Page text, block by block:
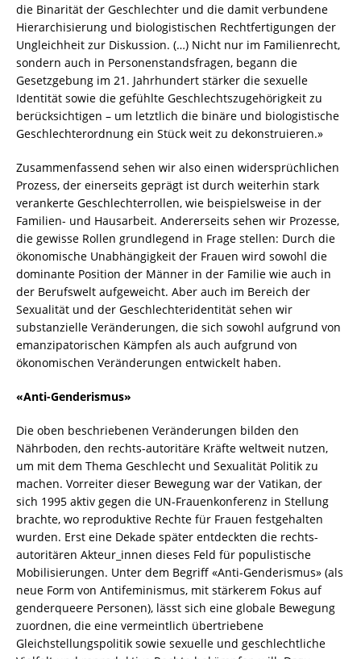
die Binarität der Geschlechter und die damit verbundene
Hierarchisierung und biologistischen Rechtfertigungen der
Ungleichheit zur Diskussion. (…) Nicht nur im Familienrecht,
sondern auch in Personenstandsfragen, begann die
Gesetzgebung im 21. Jahrhundert stärker die sexuelle
Identität sowie die gefühlte Geschlechtszugehörigkeit zu
berücksichtigen – um letztlich die binäre und biologistische
Geschlechterordnung ein Stück weit zu dekonstruieren.»
Zusammenfassend sehen wir also einen widersprüchlichen
Prozess, der einerseits geprägt ist durch weiterhin stark
verankerte Geschlechterrollen, wie beispielsweise in der
Familien- und Hausarbeit. Andererseits sehen wir Prozesse,
die gewisse Rollen grundlegend in Frage stellen: Durch die
ökonomische Unabhängigkeit der Frauen wird sowohl die
dominante Position der Männer in der Familie wie auch in
der Berufswelt aufgeweicht. Aber auch im Bereich der
Sexualität und der Geschlechteridentität sehen wir
substanzielle Veränderungen, die sich sowohl aufgrund von
emanzipatorischen Kämpfen als auch aufgrund von
ökonomischen Veränderungen entwickelt haben.
«Anti-Genderismus»
Die oben beschriebenen Veränderungen bilden den
Nährboden, den rechts-autoritäre Kräfte weltweit nutzen,
um mit dem Thema Geschlecht und Sexualität Politik zu
machen. Vorreiter dieser Bewegung war der Vatikan, der
sich 1995 aktiv gegen die UN-Frauenkonferenz in Stellung
brachte, wo reproduktive Rechte für Frauen festgehalten
wurden. Erst eine Dekade später entdeckten die rechts-
autoritären Akteur_innen dieses Feld für populistische
Mobilisierungen. Unter dem Begriff «Anti-Genderismus» (als
neue Form von Antifeminismus, mit stärkerem Fokus auf
genderqueere Personen), lässt sich eine globale Bewegung
zuordnen, die eine vermeintlich übertriebene
Gleichstellungspolitik sowie sexuelle und geschlechtliche